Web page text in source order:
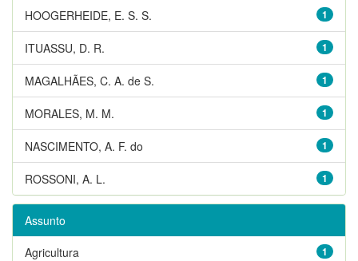
1
HOOGERHEIDE, E. S. S.
1
ITUASSU, D. R.
1
MAGALHÃES, C. A. de S.
1
MORALES, M. M.
1
NASCIMENTO, A. F. do
1
ROSSONI, A. L.
Assunto
1
Agricultura